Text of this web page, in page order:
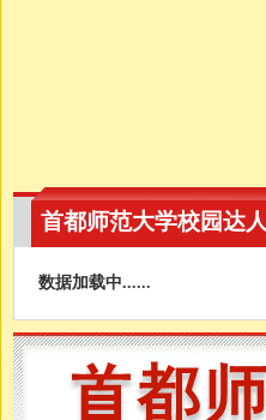
首都师范大学校园达人
数据加载中......